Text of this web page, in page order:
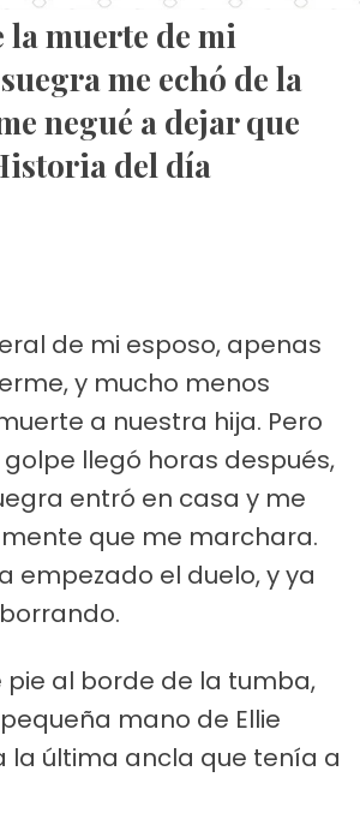
la muerte de mi
me echó de la
negué a dejar que
del día
de mi esposo, apenas
y mucho menos
a nuestra hija. Pero
llegó horas después,
entró en casa y me
que me marchara.
empezado el duelo, y ya
pie al borde de la tumba,
mano de Ellie
la última ancla que tenía a